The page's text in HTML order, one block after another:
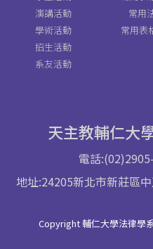
演講活動
學術活動
招生活動
系友活動
常用
常用表
天主教輔仁大
電話
地址:24205新北市新莊區
Copyright 輔仁大學法律學